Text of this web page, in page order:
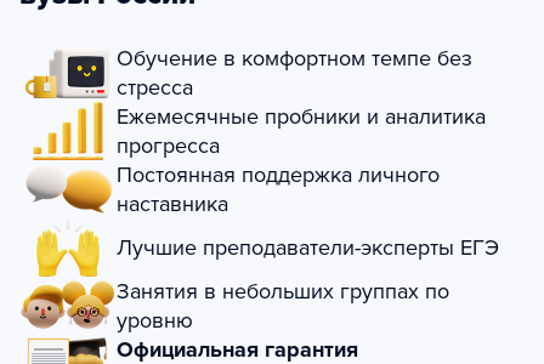
Обучение в комфортном темпе без
стресса
Ежемесячные пробники и аналитика
прогресса
Постоянная поддержка личного
наставника
Лучшие преподаватели-эксперты ЕГЭ
Занятия в небольших группах по
уровню
Официальная гарантия